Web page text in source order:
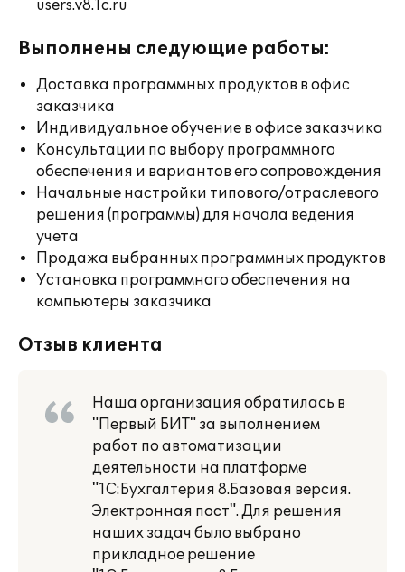
users.v8.1c.ru
Выполнены следующие работы:
Доставка программных продуктов в офис
заказчика
Индивидуальное обучение в офисе заказчика
Консультации по выбору программного
обеспечения и вариантов его сопровождения
Начальные настройки типового/отраслевого
решения (программы) для начала ведения
учета
Продажа выбранных программных продуктов
Установка программного обеспечения на
компьютеры заказчика
Отзыв клиента
Наша организация обратилась в
"Первый БИТ" за выполнением
работ по автоматизации
деятельности на платформе
"1С:Бухгалтерия 8.Базовая версия.
Электронная пост". Для решения
наших задач было выбрано
прикладное решение